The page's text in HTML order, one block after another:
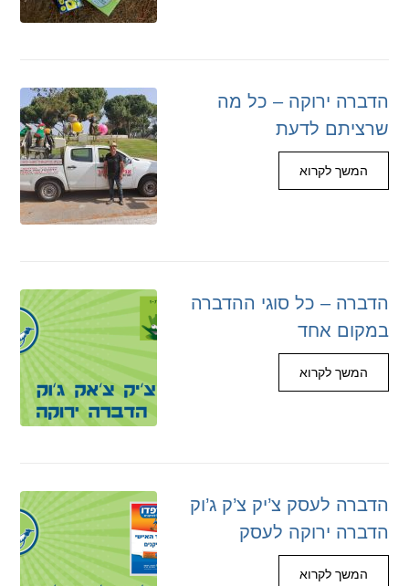
הדברה ירוקה – כל מה
שרציתם לדעת
המשך לקרוא
הדברה – כל סוגי ההדברה
במקום אחד
המשך לקרוא
הדברה לעסק צ’יק צ’ק ג’וק
הדברה ירוקה לעסק
המשך לקרוא